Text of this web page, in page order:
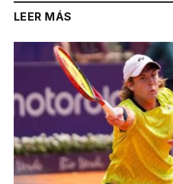
LEER MÁS